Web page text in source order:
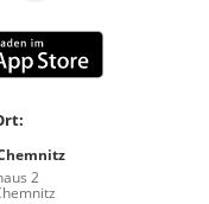
2